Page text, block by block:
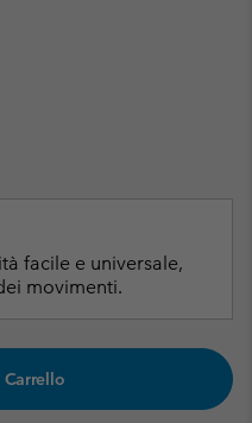
facile e universale,
movimenti.